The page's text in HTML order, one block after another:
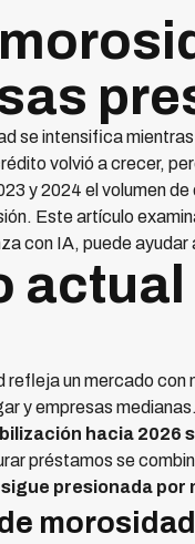
se intensifica
volvió a crecer,
y 2024 el volumen
Este artículo
con IA, puede
actual
refleja un mercado
y empresas
hacia 2026
préstamos se
presionada